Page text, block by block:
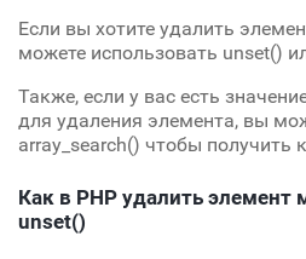
Если вы хотите удалить
можете использовать unset()
Также, если у вас есть
для удаления элемента, вы
array_search() чтобы получить
Как в PHP удалить
unset()